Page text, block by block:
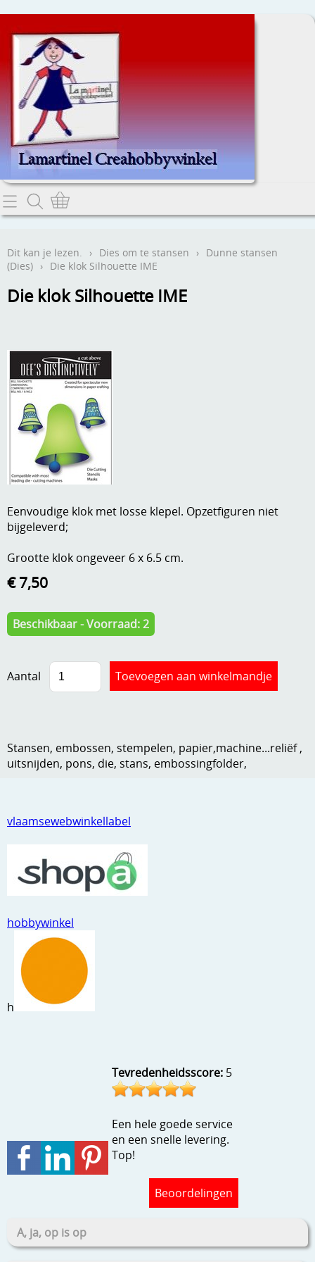
Home
Contact
Webwinkel
Aanbiedingen
Andere
Boeken en magazines
Dies om te stansen
DVD-CD
Embossen
Handige extra's
Hechtingsmaterialen
Hout , MDF, kartonmateriaal, steen
Kleurmateriaal-tekenmateriaal
Knipvellen
Netjes opbergen
Ponsen
Snijmaterialen
Stans machine en embossing machines
Stempels en zo
Template, mask, stencils, grids
Verzend - en verpakkingsk
Mijn account
Anders creatief
Gastenboek
vlaamsewebwinkellabel
hobbywinkel
h
Tevredenheidsscore: 5
Een hele goede service
en een snelle levering.
Top!
Beoordelingen
A, ja, op is op
Dit kan je lezen. › Dies om te stansen › Dunne stansen
(Dies) › Die klok Silhouette IME
Die klok Silhouette IME
Eenvoudige klok met losse klepel. Opzetfiguren niet
bijgeleverd;
Grootte klok ongeveer 6 x 6.5 cm.
€ 7,50
Beschikbaar - Voorraad: 2
Aantal
Stansen, embossen, stempelen, papier,machine...reliëf ,
uitsnijden, pons, die, stans, embossingfolder,